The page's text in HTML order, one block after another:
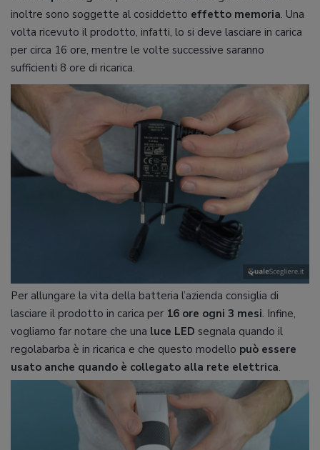
inoltre sono soggette al cosiddetto effetto memoria. Una
volta ricevuto il prodotto, infatti, lo si deve lasciare in carica
per circa 16 ore, mentre le volte successive saranno
sufficienti 8 ore di ricarica.
Per allungare la vita della batteria l’azienda consiglia di
lasciare il prodotto in carica per 16 ore ogni 3 mesi. Infine,
vogliamo far notare che una luce LED segnala quando il
regolabarba è in ricarica e che questo modello può essere
usato anche quando è collegato alla rete elettrica.